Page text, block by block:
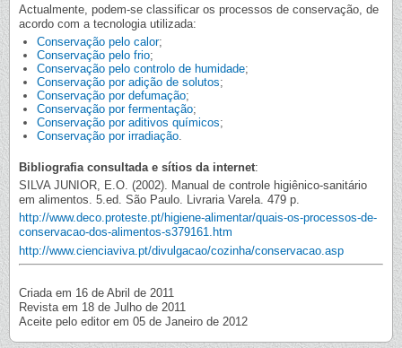
Actualmente, podem-se classificar os processos de conservação, de
acordo com a tecnologia utilizada:
Conservação pelo calor;
Conservação pelo frio;
Conservação pelo controlo de humidade;
Conservação por adição de solutos;
Conservação por defumação;
Conservação por fermentação;
Conservação por aditivos químicos;
Conservação por irradiação.
Bibliografia consultada e sítios da internet:
SILVA JUNIOR, E.O. (2002). Manual de controle higiênico-sanitário
em alimentos. 5.ed. São Paulo. Livraria Varela. 479 p.
http://www.deco.proteste.pt/higiene-alimentar/quais-os-processos-de-
conservacao-dos-alimentos-s379161.htm
http://www.cienciaviva.pt/divulgacao/cozinha/conservacao.asp
Criada em 16 de Abril de 2011
Revista em 18 de Julho de 2011
Aceite pelo editor em 05 de Janeiro de 2012